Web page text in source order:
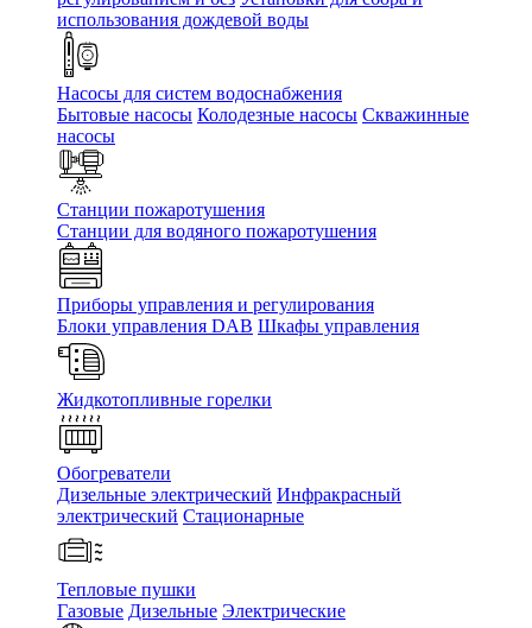
использования дождевой воды
Насосы для систем водоснабжения
Бытовые насосы Колодезные насосы Скважинные
насосы
Станции пожаротушения
Станции для водяного пожаротушения
Приборы управления и регулирования
Блоки управления DAB Шкафы управления
Жидкотопливные горелки
Обогреватели
Дизельные электрический Инфракрасный
электрический Стационарные
Тепловые пушки
Газовые Дизельные Электрические